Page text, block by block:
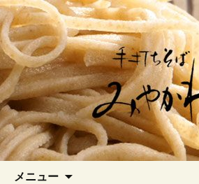
岡崎の「手打ちそ
わ」のブログです
愛知県岡崎市でひっそ
ちそばみやかわ」では
わった一日十食限定の
しみいただけます。新
の食材を使用した天婦
新着情報はこちら
メニュー